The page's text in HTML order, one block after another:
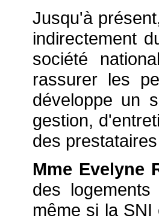
Jusqu'à
indirectement
société
rassurer les
développe un
gestion,
des
Mme Evelyne
des
même si la